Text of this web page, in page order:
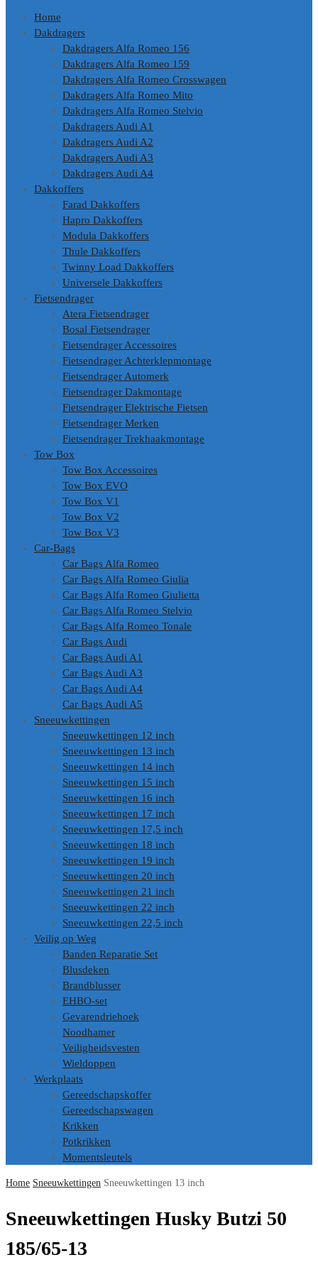
inhoudHome
Dakdragers
Dakdragers Alfa Romeo 156
Dakdragers Alfa Romeo 159
Dakdragers Alfa Romeo Crosswagen
Dakdragers Alfa Romeo Mito
Dakdragers Alfa Romeo Stelvio
Dakdragers Audi A1
Dakdragers Audi A2
Dakdragers Audi A3
Dakdragers Audi A4
Dakkoffers
Farad Dakkoffers
Hapro Dakkoffers
Modula Dakkoffers
Thule Dakkoffers
Twinny Load Dakkoffers
Universele Dakkoffers
Fietsendrager
Atera Fietsendrager
Bosal Fietsendrager
Fietsendrager Accessoires
Fietsendrager Achterklepmontage
Fietsendrager Automerk
Fietsendrager Dakmontage
Fietsendrager Elektrische Fietsen
Fietsendrager Merken
Fietsendrager Trekhaakmontage
Tow Box
Tow Box Accessoires
Tow Box EVO
Tow Box V1
Tow Box V2
Tow Box V3
Car-Bags
Car Bags Alfa Romeo
Car Bags Alfa Romeo Giulia
Car Bags Alfa Romeo Giulietta
Car Bags Alfa Romeo Stelvio
Car Bags Alfa Romeo Tonale
Car Bags Audi
Car Bags Audi A1
Car Bags Audi A3
Car Bags Audi A4
Car Bags Audi A5
Sneeuwkettingen
Sneeuwkettingen 12 inch
Sneeuwkettingen 13 inch
Sneeuwkettingen 14 inch
Sneeuwkettingen 15 inch
Sneeuwkettingen 16 inch
Sneeuwkettingen 17 inch
Sneeuwkettingen 17,5 inch
Sneeuwkettingen 18 inch
Sneeuwkettingen 19 inch
Sneeuwkettingen 20 inch
Sneeuwkettingen 21 inch
Sneeuwkettingen 22 inch
Sneeuwkettingen 22,5 inch
Veilig op Weg
Banden Reparatie Set
Blusdeken
Brandblusser
EHBO-set
Gevarendriehoek
Noodhamer
Veiligheidsvesten
Wieldoppen
Werkplaats
Gereedschapskoffer
Gereedschapswagen
Krikken
Potkrikken
Momentsleutels
Home Sneeuwkettingen Sneeuwkettingen 13 inch
Sneeuwkettingen Husky Butzi 50
185/65-13